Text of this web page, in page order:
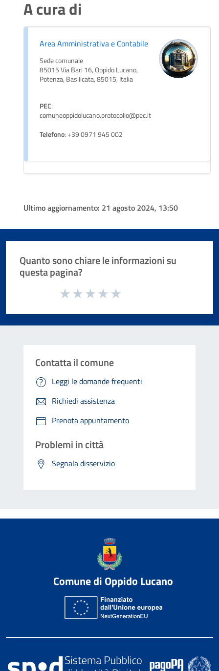
A cura di
Area Amministrativa e Contabile
Sede comunale
85015 Via Bari 16, Oppido Lucano,
Potenza, Basilicata, 85015, Italia
PEC:
comuneoppidolucano.protocollo@pec.it
Telefono: +39 0971 945 002
Ultimo aggiornamento: 21 agosto 2024, 13:50
Quanto sono chiare le informazioni su
questa pagina?
Valuta da 1 a 5 stelle la pagina
Contatta il comune
Leggi le domande frequenti
Richiedi assistenza
Prenota appuntamento
Problemi in città
Segnala disservizio
Comune di Oppido Lucano